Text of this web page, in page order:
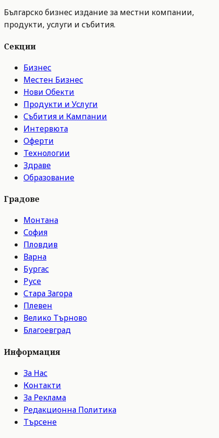
Българско бизнес издание за местни компании,
продукти, услуги и събития.
Секции
Бизнес
Местен Бизнес
Нови Обекти
Продукти и Услуги
Събития и Кампании
Интервюта
Оферти
Технологии
Здраве
Образование
Градове
Монтана
София
Пловдив
Варна
Бургас
Русе
Стара Загора
Плевен
Велико Търново
Благоевград
Информация
За Нас
Контакти
За Реклама
Редакционна Политика
Търсене